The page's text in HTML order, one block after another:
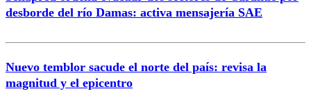
desborde del río Damas: activa mensajería SAE
Nuevo temblor sacude el norte del país: revisa la
magnitud y el epicentro